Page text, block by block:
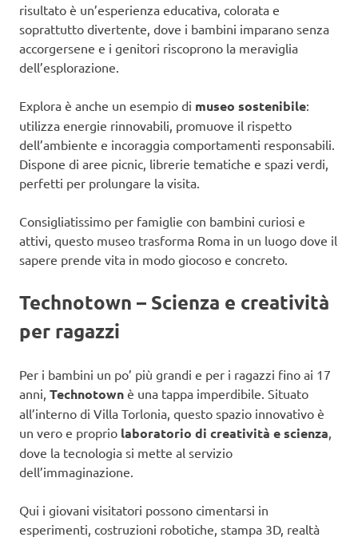
risultato è un’esperienza educativa, colorata e
soprattutto divertente, dove i bambini imparano senza
accorgersene e i genitori riscoprono la meraviglia
dell’esplorazione.
Explora è anche un esempio di museo sostenibile:
utilizza energie rinnovabili, promuove il rispetto
dell’ambiente e incoraggia comportamenti responsabili.
Dispone di aree picnic, librerie tematiche e spazi verdi,
perfetti per prolungare la visita.
Consigliatissimo per famiglie con bambini curiosi e
attivi, questo museo trasforma Roma in un luogo dove il
sapere prende vita in modo giocoso e concreto.
Technotown – Scienza e creatività
per ragazzi
Per i bambini un po’ più grandi e per i ragazzi fino ai 17
anni, Technotown è una tappa imperdibile. Situato
all’interno di Villa Torlonia, questo spazio innovativo è
un vero e proprio laboratorio di creatività e scienza
dove la tecnologia si mette al servizio
dell’immaginazione.
Qui i giovani visitatori possono cimentarsi in
esperimenti, costruzioni robotiche, stampa 3D, realtà